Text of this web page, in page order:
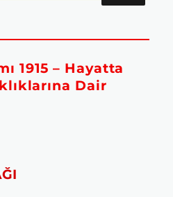
1915 – Hayatta
Dair